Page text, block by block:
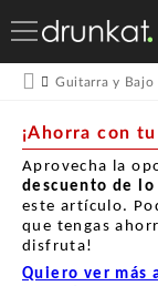
Guitarra y Bajo
¡Ahorra con
Aprovecha la
descuento de
este artículo.
que tengas
disfruta!
Quiero ver más